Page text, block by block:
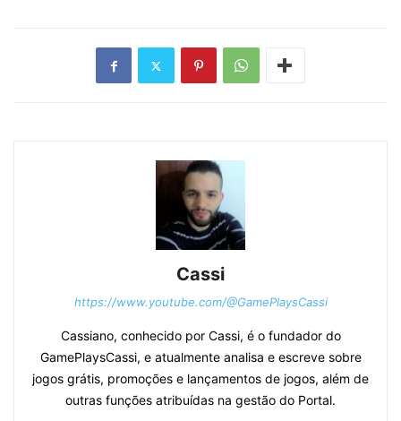
Cassi
https://www.youtube.com/@GamePlaysCassi
Cassiano, conhecido por Cassi, é o fundador do
GamePlaysCassi, e atualmente analisa e escreve sobre
jogos grátis, promoções e lançamentos de jogos, além de
outras funções atribuídas na gestão do Portal.